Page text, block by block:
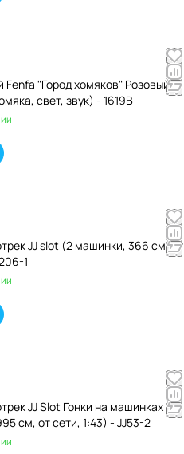
Fenfa "Город хомяков" Розовый
свет, звук) - 1619B
JJ slot (2 машинки, 366 см, от
1
JJ Slot Гонки на машинках
см, от сети, 1:43) - JJ53-2